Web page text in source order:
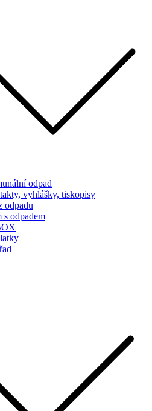
odpad
vyhlášky, tiskopisy
odpadu
s odpadem